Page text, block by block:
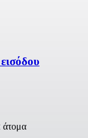
άτομα